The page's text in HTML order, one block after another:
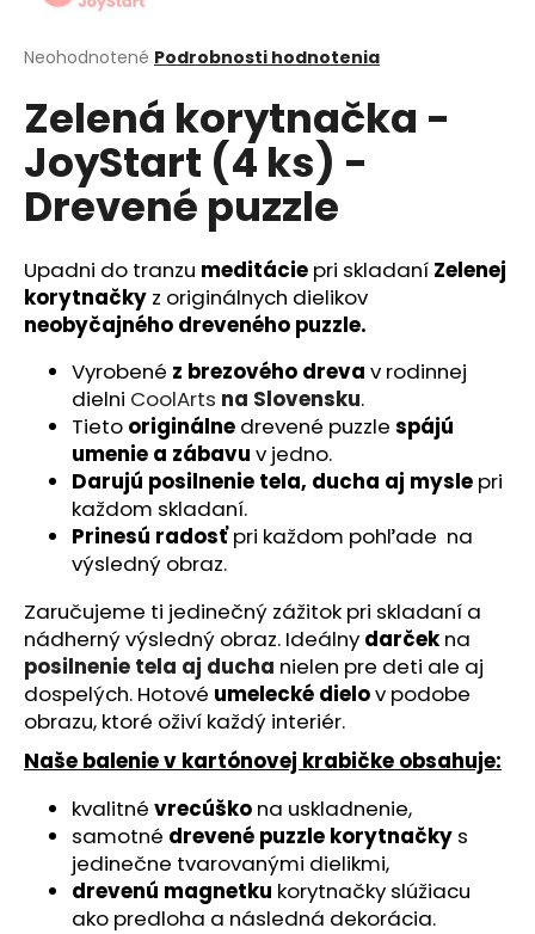
Priemerné
produktu
je
0,0
z
5
hviezdičiek.
Neohodnotené Podrobnosti hodnotenia
Zelená korytnačka -
JoyStart (4 ks) -
Drevené puzzle
Upadni do tranzu meditácie pri skladaní Zelenej
korytnačky z originálnych dielikov
neobyčajného dreveného puzzle.
Vyrobené z brezového dreva v rodinnej
dielni CoolArts na Slovensku.
Tieto originálne drevené puzzle spájú
umenie a zábavu v jedno.
Darujú posilnenie tela, ducha aj mysle pri
každom skladaní.
Prinesú radosťpri každom pohľade na
výsledný obraz.
Zaručujeme ti jedinečný zážitok pri skladaní a
nádherný výsledný obraz. Ideálny darček na
posilnenie tela aj ducha nielen pre deti ale aj
dospelých. Hotové umelecké dielov podobe
obrazu, ktoré oživí každý interiér.
Naše balenie v kartónovej krabičke obsahuje:
kvalitné vrecúško na uskladnenie,
samotné drevené puzzle korytnačky s
jedinečne tvarovanými dielikmi,
drevenú magnetku korytnačky slúžiacu
ako predloha a následná dekorácia.
j
ť
?
HĽADAŤ
e
ČERVENÝ
BÁGER
-
SMILERISE
(20
DREVENÉ
PUZZLE
€12,95